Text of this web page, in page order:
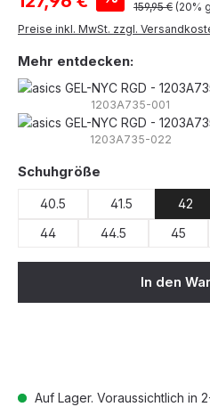
Regulärer
159,95 € (20%
Preise inkl. MwSt. zzgl.
Auf Lager. Voraussichtlich in
Mehr entdecken:
1203A735-001
1203A735-022
Schuhgröße
40.5 41.5 42
44 44.5 45
In den